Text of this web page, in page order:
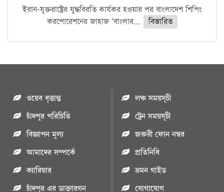
ইরান-যুক্তরাষ্ট্রের যুদ্ধবিরতি কার্যকর হওয়ার পর বাংলাদেশ শিপিং
করপোরেশনের জাহাজ ‘বাংলার...
বিস্তারিত
ওয়েব বৃত্তান্ত
চাঁদপুর পরিচিতি
বিজ্ঞাপন মুল্য
আমাদের সম্পর্কে
ক্যারিয়ার
চাঁদপুর এর ডাক্তারগন
লঞ্চ সময়সূচী
ট্রেন সময়সূচী
জরুরী ফোন নম্বর
প্রতিনিধি
ভ্রমন গাইড
যোগাযোগ